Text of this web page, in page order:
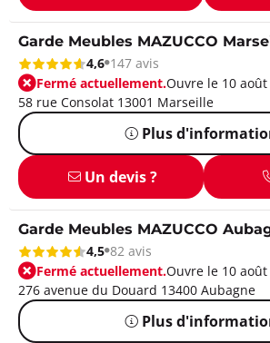
Garde Meubles MAZUCCO
4,6 147 avis
Fermé actuellement.Ouvre le 10 août
58 rue Consolat 13001 Marseille
Plus
Un devis ?
Garde Meubles MAZUCCO
4,5 82 avis
Fermé actuellement.Ouvre le 10 août
276 avenue du Douard 13400 Aubagne
Plus